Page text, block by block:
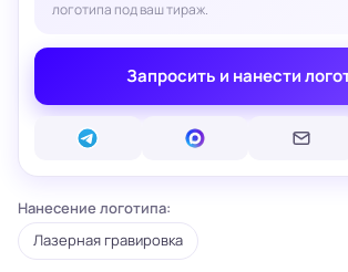
логотипа под ваш тираж.
Запросить и нанести
Нанесение логотипа:
Лазерная гравировка